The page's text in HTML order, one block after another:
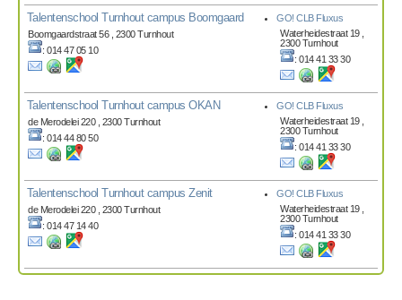
Talentenschool Turnhout campus Boomgaard
Boomgaardstraat 56 , 2300 Turnhout
: 014 47 05 10
GO! CLB Fluxus
Waterheidestraat 19 ,
2300 Turnhout
: 014 41 33 30
Talentenschool Turnhout campus OKAN
de Merodelei 220 , 2300 Turnhout
: 014 44 80 50
GO! CLB Fluxus
Waterheidestraat 19 ,
2300 Turnhout
: 014 41 33 30
Talentenschool Turnhout campus Zenit
de Merodelei 220 , 2300 Turnhout
: 014 47 14 40
GO! CLB Fluxus
Waterheidestraat 19 ,
2300 Turnhout
: 014 41 33 30